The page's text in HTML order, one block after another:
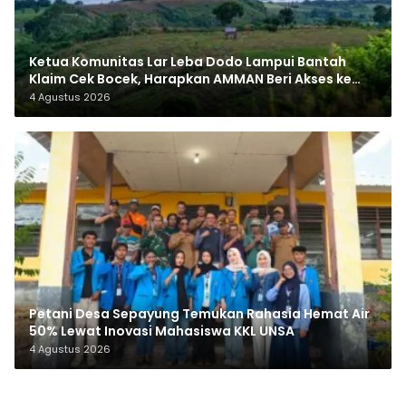
Ketua Komunitas Lar Leba Dodo Lampui Bantah
Klaim Cek Bocek, Harapkan AMMAN Beri Akses ke
Makam Leluhur
4 Agustus 2026
Petani Desa Sepayung Temukan Rahasia Hemat Air
50% Lewat Inovasi Mahasiswa KKL UNSA
4 Agustus 2026